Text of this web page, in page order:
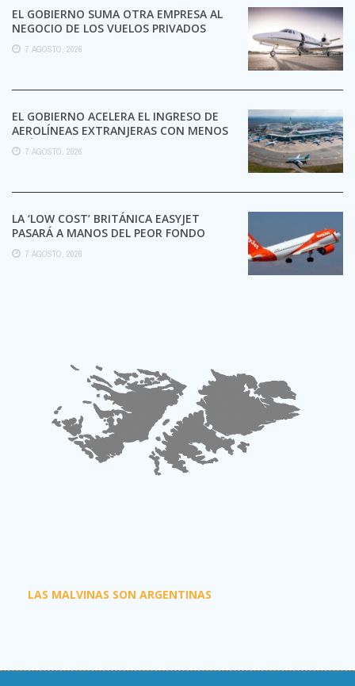
EL GOBIERNO SUMA OTRA EMPRESA AL
NEGOCIO DE LOS VUELOS PRIVADOS
7 AGOSTO, 2026
EL GOBIERNO ACELERA EL INGRESO DE
AEROLÍNEAS EXTRANJERAS CON MENOS
TRÁMITES
7 AGOSTO, 2026
LA ‘LOW COST’ BRITÁNICA EASYJET
PASARÁ A MANOS DEL PEOR FONDO
POSIBLE:
7 AGOSTO, 2026
LAS MALVINAS SON ARGENTINAS